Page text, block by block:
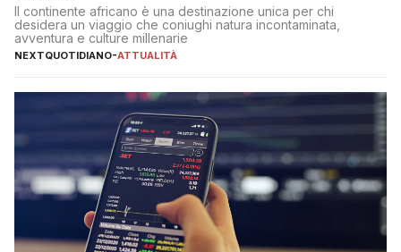
Il continente africano è una destinazione unica per chi
desidera un viaggio che coniughi natura incontaminata,
avventura e culture millenarie
NEXTQUOTIDIANO-ATTUALITÀ